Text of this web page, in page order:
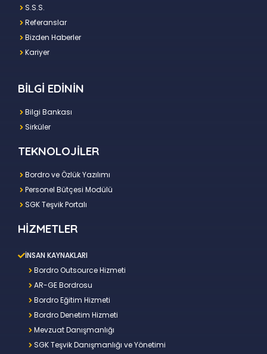
S.S.S.
Referanslar
Bizden Haberler
Kariyer
BİLGİ EDİNİN
Bilgi Bankası
Sirküler
TEKNOLOJİLER
Bordro ve Özlük Yazılımı
Personel Bütçesi Modülü
SGK Teşvik Portalı
HİZMETLER
İNSAN KAYNAKLARI
Bordro Outsource Hizmeti
AR-GE Bordrosu
Bordro Eğitim Hizmeti
Bordro Denetim Hizmeti
Mevzuat Danışmanlığı
SGK Teşvik Danışmanlığı ve Yönetimi